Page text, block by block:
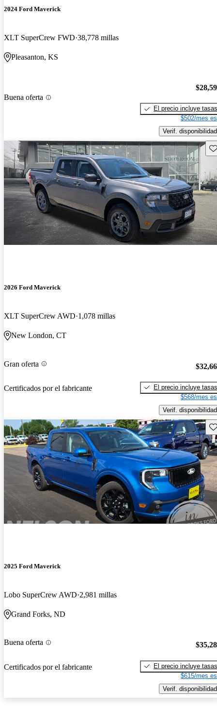
2024 Ford Maverick
XLT SuperCrew FWD 38,778 millas
Pleasanton, KS
Buena oferta
El precio incluye tasas
$502/mes
Verif. disponibilidad
2026 Ford Maverick
XLT SuperCrew AWD 1,078 millas
New London, CT
Gran oferta
Certificados por el fabricante
El precio incluye tasas
$568/mes
Verif. disponibilidad
2025 Ford Maverick
Lobo SuperCrew AWD 2,981 millas
Grand Forks, ND
Buena oferta
Certificados por el fabricante
El precio incluye tasas
$615/mes
Verif. disponibilidad